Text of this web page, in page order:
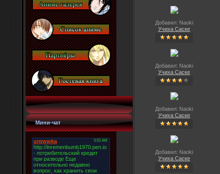
Мини-чат
Добавил: Naoki
Учиха Саске
Добавил: Naoki
Учиха Саске
Добавил: Naoki
Учиха Саске
Добавил: Naoki
Учиха Саске